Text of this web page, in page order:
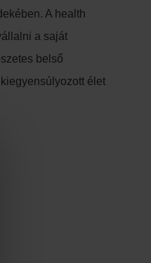
A health
a saját
belső
élet